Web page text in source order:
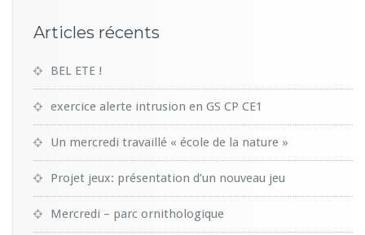
Articles récents
BEL ETE !
exercice alerte intrusion en GS CP CE1
Un mercredi travaillé « école de la nature »
Projet jeux: présentation d’un nouveau jeu
Mercredi – parc ornithologique